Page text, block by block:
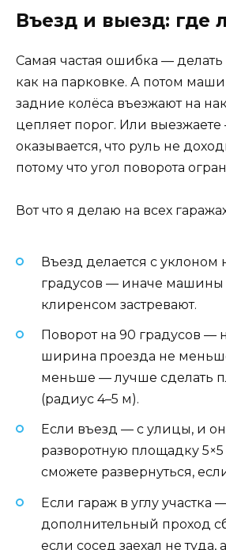
Въезд и выезд: где
Самая частая ошибка —
как на парковке. А потом
задние колёса въезжают на
цепляет порог. Или
оказывается, что руль не
потому что угол поворота
Вот что я делаю на всех
Въезд делается с уклоном
градусов — иначе машины
клиренсом застревают.
Поворот на 90 градусов —
ширина проезда не
меньше — лучше сделать
(радиус 4–5 м).
Если въезд — с улицы, и
разворотную площадку
сможете развернуться,
Если гараж в углу участка
дополнительный проход
если сосед заехал не туда,